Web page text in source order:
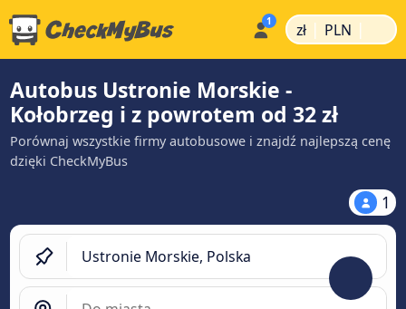
zł | PLN |
Autobus Ustronie Morskie -
Kołobrzeg i z powrotem od 32 zł
Porównaj wszystkie firmy autobusowe i znajdź najlepszą cenę
dzięki CheckMyBus
1